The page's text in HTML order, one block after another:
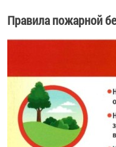
Правила пожарной